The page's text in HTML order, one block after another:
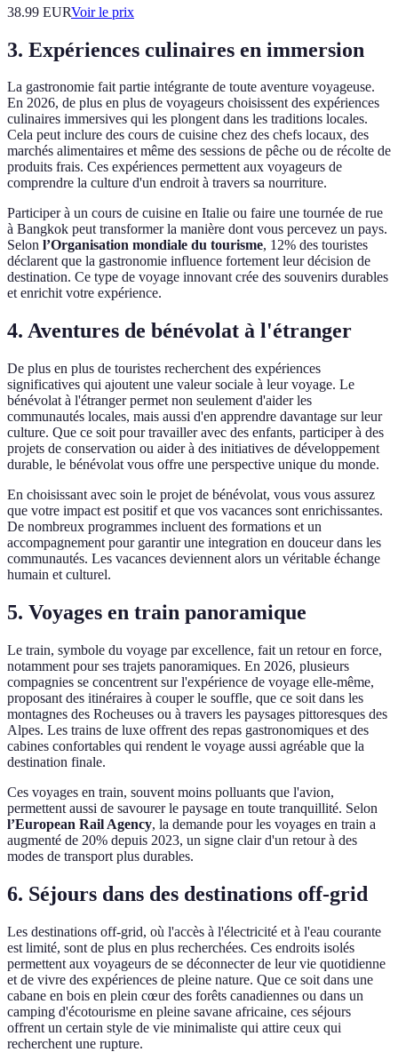
38.99 EURVoir le prix
3. Expériences culinaires en immersion
La gastronomie fait partie intégrante de toute aventure voyageuse.
En 2026, de plus en plus de voyageurs choisissent des expériences
culinaires immersives qui les plongent dans les traditions locales.
Cela peut inclure des cours de cuisine chez des chefs locaux, des
marchés alimentaires et même des sessions de pêche ou de récolte de
produits frais. Ces expériences permettent aux voyageurs de
comprendre la culture d'un endroit à travers sa nourriture.
Participer à un cours de cuisine en Italie ou faire une tournée de rue
à Bangkok peut transformer la manière dont vous percevez un pays.
Selon l’Organisation mondiale du tourisme, 12% des touristes
déclarent que la gastronomie influence fortement leur décision de
destination. Ce type de voyage innovant crée des souvenirs durables
et enrichit votre expérience.
4. Aventures de bénévolat à l'étranger
De plus en plus de touristes recherchent des expériences
significatives qui ajoutent une valeur sociale à leur voyage. Le
bénévolat à l'étranger permet non seulement d'aider les
communautés locales, mais aussi d'en apprendre davantage sur leur
culture. Que ce soit pour travailler avec des enfants, participer à des
projets de conservation ou aider à des initiatives de développement
durable, le bénévolat vous offre une perspective unique du monde.
En choisissant avec soin le projet de bénévolat, vous vous assurez
que votre impact est positif et que vos vacances sont enrichissantes.
De nombreux programmes incluent des formations et un
accompagnement pour garantir une integration en douceur dans les
communautés. Les vacances deviennent alors un véritable échange
humain et culturel.
5. Voyages en train panoramique
Le train, symbole du voyage par excellence, fait un retour en force,
notamment pour ses trajets panoramiques. En 2026, plusieurs
compagnies se concentrent sur l'expérience de voyage elle-même,
proposant des itinéraires à couper le souffle, que ce soit dans les
montagnes des Rocheuses ou à travers les paysages pittoresques des
Alpes. Les trains de luxe offrent des repas gastronomiques et des
cabines confortables qui rendent le voyage aussi agréable que la
destination finale.
Ces voyages en train, souvent moins polluants que l'avion,
permettent aussi de savourer le paysage en toute tranquillité. Selon
l’European Rail Agency, la demande pour les voyages en train a
augmenté de 20% depuis 2023, un signe clair d'un retour à des
modes de transport plus durables.
6. Séjours dans des destinations off-grid
Les destinations off-grid, où l'accès à l'électricité et à l'eau courante
est limité, sont de plus en plus recherchées. Ces endroits isolés
permettent aux voyageurs de se déconnecter de leur vie quotidienne
et de vivre des expériences de pleine nature. Que ce soit dans une
cabane en bois en plein cœur des forêts canadiennes ou dans un
camping d'écotourisme en pleine savane africaine, ces séjours
offrent un certain style de vie minimaliste qui attire ceux qui
recherchent une rupture.